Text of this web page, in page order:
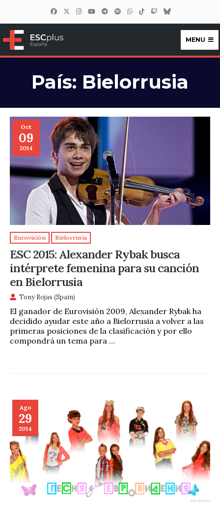
ESCplus España
MENU
País: Bielorrusia
Oct
09
2014
Eurovisión Bielorrusia
ESC 2015: Alexander Rybak busca
intérprete femenina para su canción
en Bielorrusia
Tony Rojas (Spain)
El ganador de Eurovisión 2009, Alexander Rybak ha
decidido ayudar este año a Bielorrusia a volver a las
primeras posiciones de la clasificación y por ello
compondrá un tema para …
Ago
29
2014